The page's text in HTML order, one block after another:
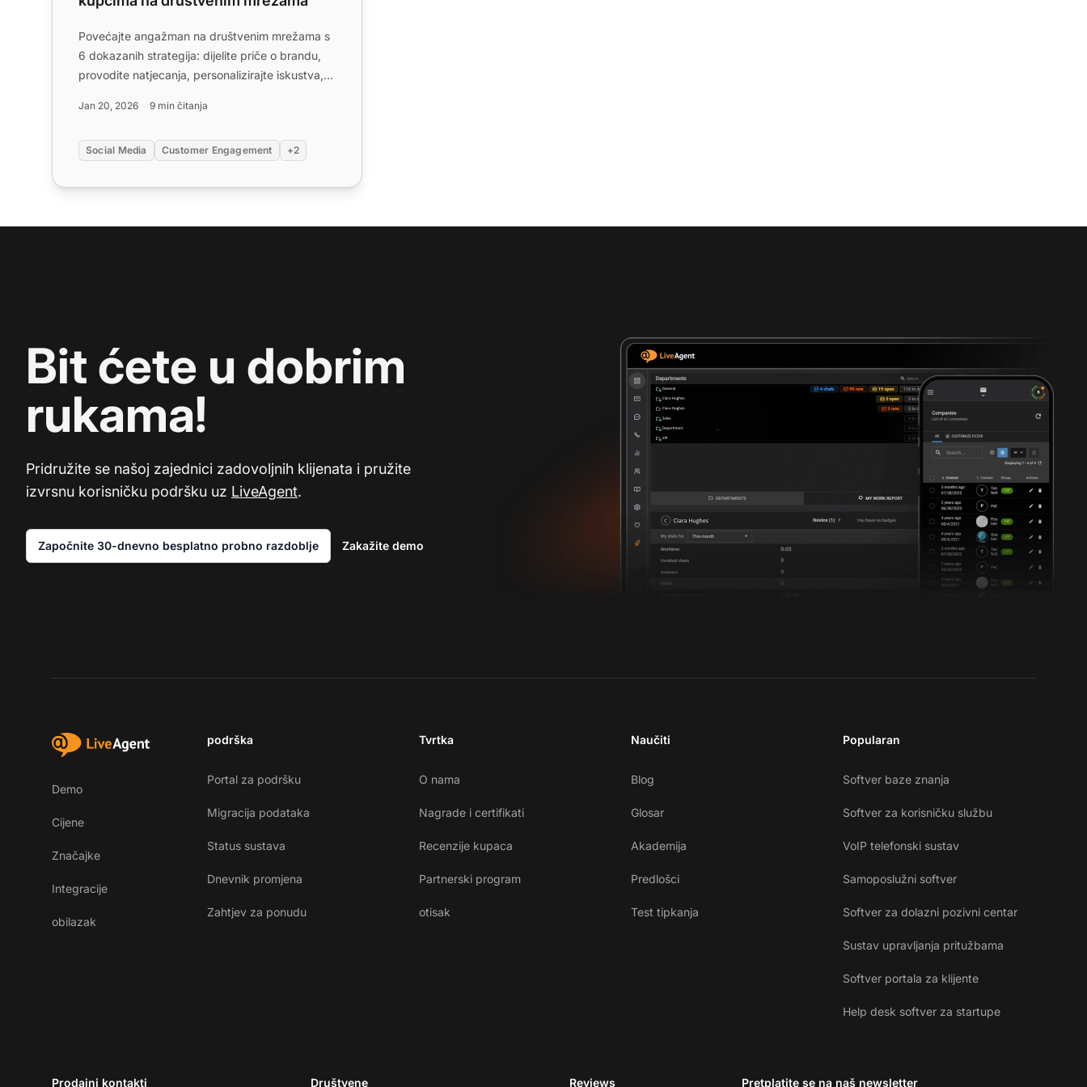
Povećajte angažman na društvenim mrežama s
6 dokazanih strategija: dijelite priče o brandu,
provodite natjecanja, personalizirajte iskustva,
Jan 20, 2026 9 min čitanja
Social Media Customer Engagement +2
Bit ćete u dobrim
rukama!
Pridružite se našoj zajednici zadovoljnih klijenata i pružite
izvrsnu korisničku podršku uz LiveAgent.
Započnite 30-dnevno besplatno probno razdoblje Zakažite demo
Demo
Cijene
Značajke
Integracije
obilazak
podrška
Portal za podršku
Migracija podataka
Status sustava
Dnevnik promjena
Zahtjev za ponudu
Tvrtka
O nama
Nagrade i certifikati
Recenzije kupaca
Partnerski program
otisak
Naučiti
Blog
Glosar
Akademija
Predlošci
Test tipkanja
Popularan
Softver baze znanja
Softver za korisničku službu
VoIP telefonski sustav
Samoposlužni softver
Softver za dolazni pozivni centar
Sustav upravljanja pritužbama
Softver portala za klijente
Help desk softver za startupe
Prodajni kontakti Društvene Reviews Pretplatite se na naš newsletter